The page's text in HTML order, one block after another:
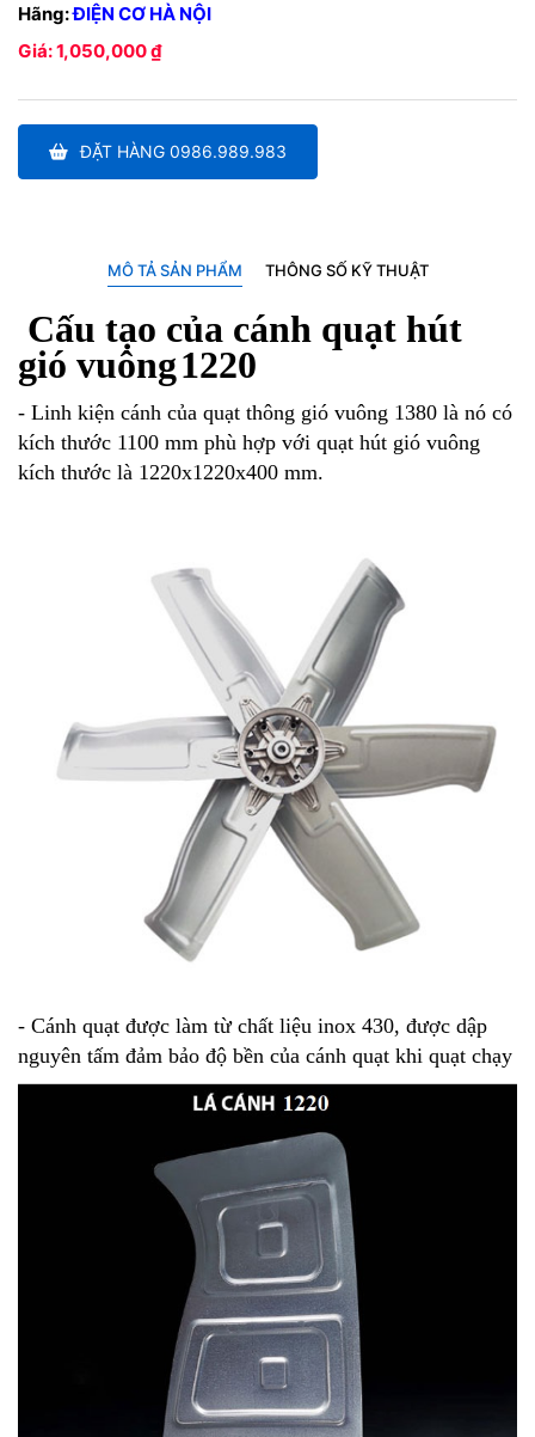
Hãng:ĐIỆN CƠ HÀ NỘI
Giá: 1,050,000 ₫
ĐẶT HÀNG 0986.989.983
MÔ TẢ SẢN PHẨM THÔNG SỐ KỸ THUẬT
Cấu tạo của cánh quạt hút
gió vuông1220
- Linh kiện cánh của quạt thông gió vuông 1380 là nó có
kích thước 1100 mm phù hợp với quạt hút gió vuông
kích thước là 1220x1220x400 mm.
- Cánh quạt được làm từ chất liệu inox 430, được dập
nguyên tấm đảm bảo độ bền của cánh quạt khi quạt chạy